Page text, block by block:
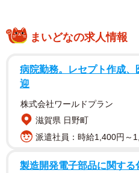
ローソン嵐山谷ケ辻子町店。阪急嵐
（京都市西京区）
まいどなの求人情報
病院勤務。レセプト作成
迎
株式会社ワールドプラン
滋賀県 日野町
派遣社員：時給1,400円～
製造開発電子部品に関する